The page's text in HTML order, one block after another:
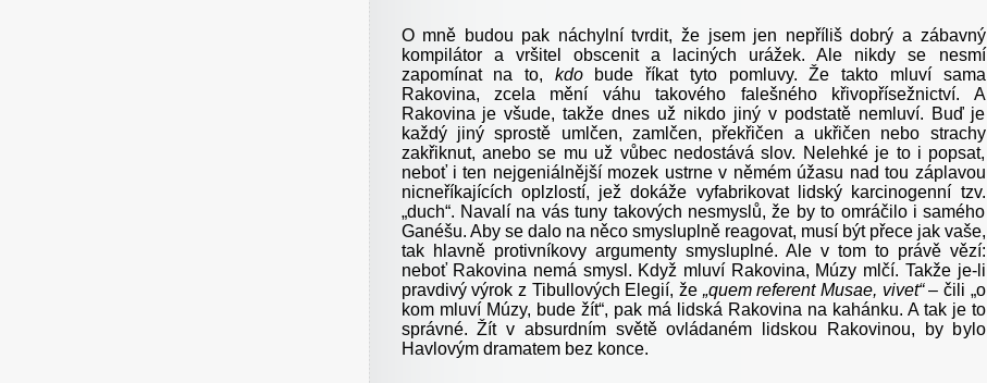
O mně budou pak náchylní tvrdit, že jsem jen nepříliš dobrý a zábavný
kompilátor a vršitel obscenit a laciných urážek. Ale nikdy se nesmí
zapomínat na to, kdo
bude říkat tyto pomluvy. Že takto mluví sama
Rakovina, zcela mění váhu takového falešného křivopřísežnictví. A
Rakovina je všude, takže dnes už nikdo jiný v podstatě nemluví. Buď je
každý jiný sprostě umlčen, zamlčen, překřičen a ukřičen nebo strachy
zakřiknut, anebo se mu už vůbec nedostává slov. Nelehké je to i popsat,
neboť i ten nejgeniálnější mozek ustrne v němém úžasu nad tou záplavou
nicneříkajících oplzlostí, jež dokáže vyfabrikovat lidský karcinogenní tzv.
„duch“. Navalí na vás tuny takových nesmyslů, že by to omráčilo i samého
Ganéšu. Aby se dalo na něco smysluplně reagovat, musí být přece jak vaše,
tak hlavně protivníkovy argumenty smysluplné. Ale v tom to právě vězí:
neboť Rakovina nemá smysl. Když mluví Rakovina, Múzy mlčí. Takže je-li
pravdivý výrok z Tibullových Elegií, že „quem referent Musae, vivet“– čili „o
kom mluví Múzy, bude žít“, pak má lidská Rakovina na kahánku. A tak je to
správné. Žít v absurdním světě ovládaném lidskou Rakovinou, by bylo
Havlovým dramatem bez konce.